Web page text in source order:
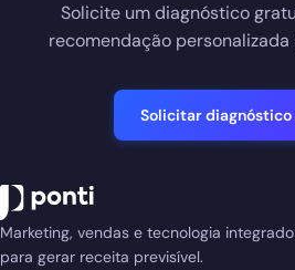
Solicite um diagnóstico
recomendação personalizada
Solicitar
Marketing, vendas e tecnologia
para gerar receita previsível.